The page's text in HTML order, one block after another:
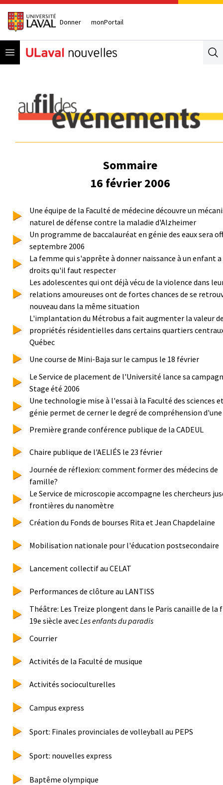
Donner monPortail
Open menu
Sommaire
16 février 2006
Une équipe de la Faculté de médecine découvre un
naturel de défense contre la maladie d'Alzheimer
Un programme de baccalauréat en génie des eaux sera
septembre 2006
La femme qui s'apprête à donner naissance à un enfant a
droits qu'il faut respecter
Les adolescentes qui ont déjà vécu de la violence dans
relations amoureuses ont de fortes chances de se
nouveau dans la même situation
L'implantation du Métrobus a fait augmenter la valeur
propriétés résidentielles dans certains quartiers
Québec
Une course de Mini-Baja sur le campus le 18 février
Le Service de placement de l'Université lance sa
Stage été 2006
Une technologie mise à l'essai à la Faculté des sciences
génie permet de cerner le degré de compréhension
Première grande conférence publique de la CADEUL
Chaire publique de l'AELIÉS le 23 février
Journée de réflexion: comment former des médecins de
famille?
Le Service de microscopie accompagne les chercheurs
frontières du nanomètre
Création du Fonds de bourses Rita et Jean Chapdelaine
Mobilisation nationale pour l'éducation postsecondaire
Lancement collectif au CELAT
Performances de clôture au LANTISS
Théâtre: Les Treize plongent dans le Paris canaille de la
19e siècle avecLes enfants du paradis
Courrier
Activités de la Faculté de musique
Activités socioculturelles
Campus express
Sport: Finales provinciales de volleyball au PEPS
Sport: nouvelles express
Baptême olympique